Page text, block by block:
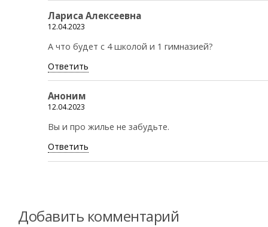
Лариса Алексеевна
12.04.2023
А что будет с 4 школой и 1 гимназией?
Ответить
Аноним
12.04.2023
Вы и про жилье не забудьте.
Ответить
Добавить комментарий